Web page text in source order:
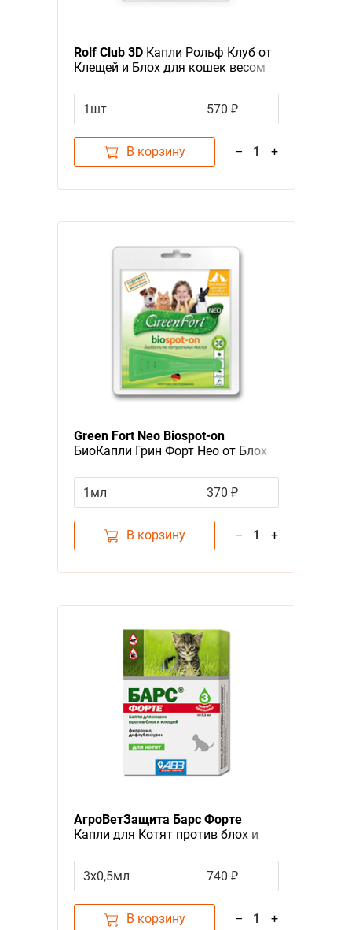
Rolf Club 3DКапли Рольф Клуб от
Клещей и Блох для кошек весом
1шт
570 ₽
В корзину – 1 +
Green Fort Neo Biospot-on
БиоКапли Грин Форт Нео от Блох
Кроликов и Собак до 10кг
1мл 370 ₽
В корзину – 1 +
АгроВетЗащита Барс Форте
Капли для Котят против блох и
3х0,5мл
740 ₽
В корзину – 1 +